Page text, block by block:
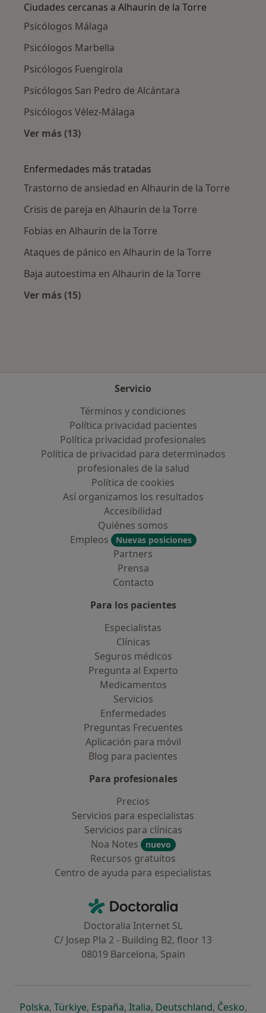
Ciudades cercanas a Alhaurin de la Torre
Psicólogos Málaga
Psicólogos Marbella
Psicólogos Fuengirola
Psicólogos San Pedro de Alcántara
Psicólogos Vélez-Málaga
Ver más (13)
Enfermedades más tratadas
Trastorno de ansiedad en Alhaurin de la Torre
Crisis de pareja en Alhaurin de la Torre
Fobias en Alhaurin de la Torre
Ataques de pánico en Alhaurin de la Torre
Baja autoestima en Alhaurin de la Torre
Ver más (15)
Servicio
Términos y condiciones
Política privacidad pacientes
Política privacidad profesionales
Política de privacidad para determinados
profesionales de la salud
Política de cookies
Así organizamos los resultados
Accesibilidad
Quiénes somos
Empleos
Nuevas posiciones
Partners
Prensa
Contacto
Para los pacientes
Especialistas
Clínicas
Seguros médicos
Pregunta al Experto
Medicamentos
Servicios
Enfermedades
Preguntas Frecuentes
Aplicación para móvil
Blog para pacientes
Para profesionales
Precios
Servicios para especialistas
Servicios para clínicas
Noa Notes
nuevo
Recursos gratuitos
Centro de ayuda para especialistas
Doctoralia - Página de inicio
Doctoralia Internet SL
C/ Josep Pla 2 - Building B2, floor 13
08019 Barcelona, Spain
Polskase abre en una nueva pestaña
, Türkiyese abre en una nueva pestaña
, Españase abre en una nueva pestaña
, Italiase abre en una nueva
, Deutschlandse abre en
, Českose
,